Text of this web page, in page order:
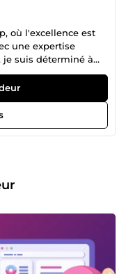
où l'excellence est
une expertise
suis déterminé à
et à dominer votre
élégantes et
et optimisés, des
conçues et
- voilà les
Chaque étape de
analyses pointues et
pour une réelle
qui se traduiront
entreprise. 💻 Que
une entreprise
prêt à mettre en